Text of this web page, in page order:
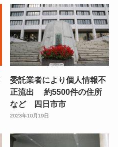
委託業者により個人情報不
正流出 約5500件の住所
など 四日市市
2023年10月19日